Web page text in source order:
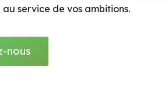
service de vos ambitions.
nous